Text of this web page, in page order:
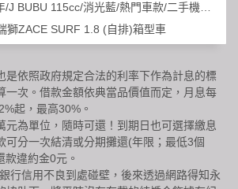
BUBU 115cc/消光藍/熱門車款/二手機車/代步車
獅ZACE SURF 1.8 (自排)箱型車
是依照政府規定合法的利率下作為計息的標
一次。借款金額依典當品價值而定，月息每
起，最高30%。
元為單位，隨時可還！到期日也可選擇繳息
可分一次結清或分期攤還(年限；最低3個
違約金0元。
行信用不良到處碰壁，後來透過網路得知永